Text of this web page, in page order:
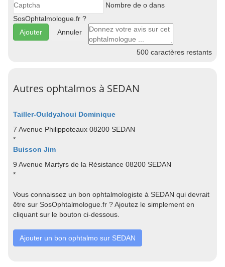
Nombre de o dans
SosOphtalmologue.fr ?
Annuler
500 caractères restants
Autres ophtalmos à SEDAN
Tailler-Ouldyahoui Dominique
7 Avenue Philippoteaux 08200 SEDAN
*
Buisson Jim
9 Avenue Martyrs de la Résistance 08200 SEDAN
*
Vous connaissez un bon ophtalmologiste à SEDAN qui devrait
être sur SosOphtalmologue.fr ? Ajoutez le simplement en
cliquant sur le bouton ci-dessous.
Ajouter un bon ophtalmo sur SEDAN